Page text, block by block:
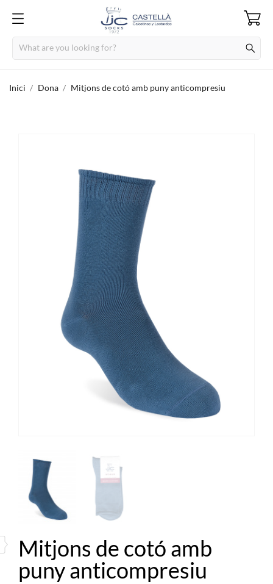
Inici Dona Mitjons de cotó amb puny anticompresiu
Mitjons de cotó amb
puny anticompresiu